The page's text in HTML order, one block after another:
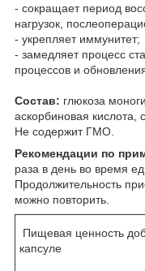
- сокращает период
нагрузок,
- укрепляет иммунитет;
- замедляет процесс
процессов и
Состав: глюкоза
аскорбиновая кислота,
Не содержит ГМО.
Рекомендации по
раза в день во время
Продолжительность
можно повторить.
Пищевая ценность
капсуле